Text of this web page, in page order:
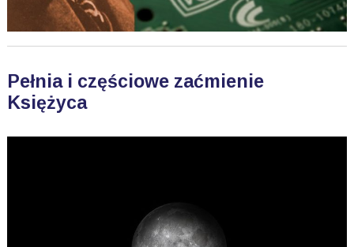
Pełnia i częściowe zaćmienie
Księżyca